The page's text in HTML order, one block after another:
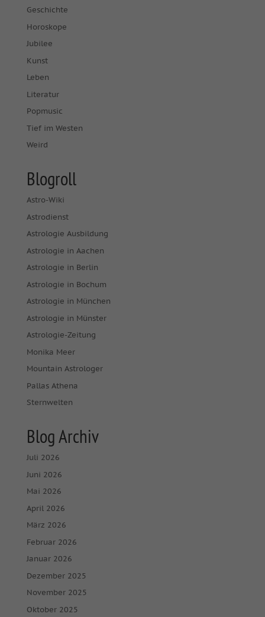
Geschichte
Horoskope
Jubilee
Kunst
Leben
Literatur
Popmusic
Tief im Westen
Weird
Blogroll
Astro-Wiki
Astrodienst
Astrologie Ausbildung
Astrologie in Aachen
Astrologie in Berlin
Astrologie in Bochum
Astrologie in München
Astrologie in Münster
Astrologie-Zeitung
Monika Meer
Mountain Astrologer
Pallas Athena
Sternwelten
Blog Archiv
Juli 2026
Juni 2026
Mai 2026
April 2026
März 2026
Februar 2026
Januar 2026
Dezember 2025
November 2025
Oktober 2025